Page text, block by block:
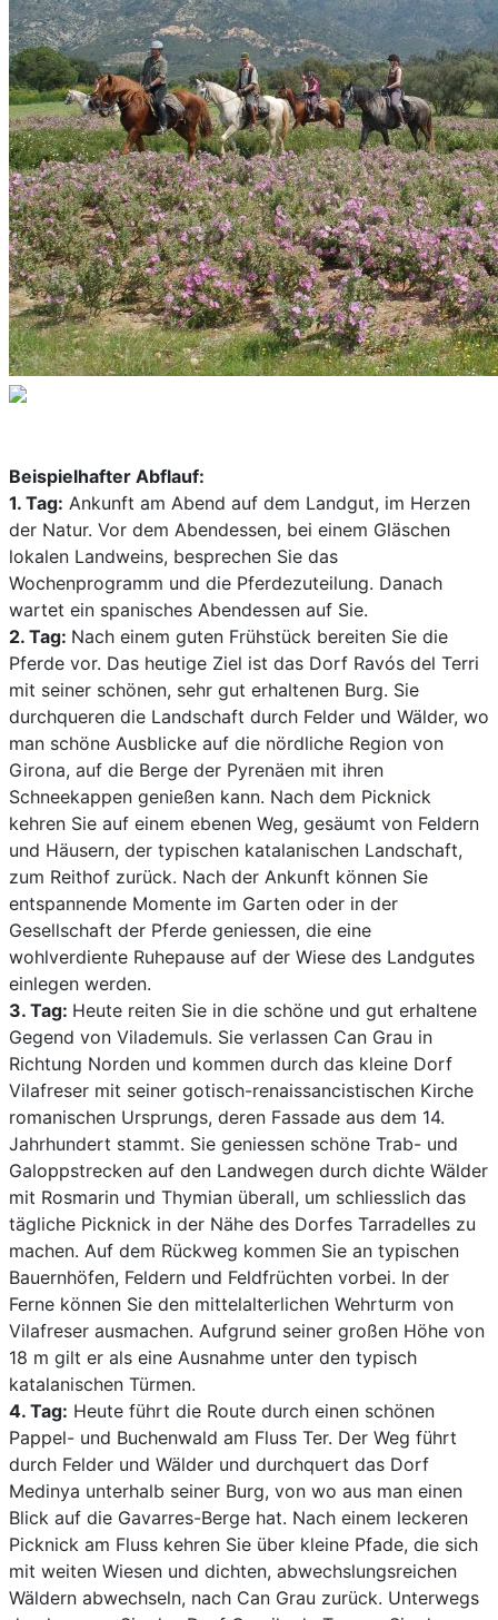
Beispielhafter Abflauf:
1. Tag: Ankunft am Abend auf dem Landgut, im Herzen
der Natur. Vor dem Abendessen, bei einem Gläschen
lokalen Landweins, besprechen Sie das
Wochenprogramm und die Pferdezuteilung. Danach
wartet ein spanisches Abendessen auf Sie.
2. Tag: Nach einem guten Frühstück bereiten Sie die
Pferde vor. Das heutige Ziel ist das Dorf Ravós del Terri
mit seiner schönen, sehr gut erhaltenen Burg. Sie
durchqueren die Landschaft durch Felder und Wälder, wo
man schöne Ausblicke auf die nördliche Region von
Girona, auf die Berge der Pyrenäen mit ihren
Schneekappen genießen kann. Nach dem Picknick
kehren Sie auf einem ebenen Weg, gesäumt von Feldern
und Häusern, der typischen katalanischen Landschaft,
zum Reithof zurück. Nach der Ankunft können Sie
entspannende Momente im Garten oder in der
Gesellschaft der Pferde geniessen, die eine
wohlverdiente Ruhepause auf der Wiese des Landgutes
einlegen werden.
3. Tag: Heute reiten Sie in die schöne und gut erhaltene
Gegend von Vilademuls. Sie verlassen Can Grau in
Richtung Norden und kommen durch das kleine Dorf
Vilafreser mit seiner gotisch-renaissancistischen Kirche
romanischen Ursprungs, deren Fassade aus dem 14.
Jahrhundert stammt. Sie geniessen schöne Trab- und
Galoppstrecken auf den Landwegen durch dichte Wälder
mit Rosmarin und Thymian überall, um schliesslich das
tägliche Picknick in der Nähe des Dorfes Tarradelles zu
machen. Auf dem Rückweg kommen Sie an typischen
Bauernhöfen, Feldern und Feldfrüchten vorbei. In der
Ferne können Sie den mittelalterlichen Wehrturm von
Vilafreser ausmachen. Aufgrund seiner großen Höhe von
18 m gilt er als eine Ausnahme unter den typisch
katalanischen Türmen.
4. Tag: Heute führt die Route durch einen schönen
Pappel- und Buchenwald am Fluss Ter. Der Weg führt
durch Felder und Wälder und durchquert das Dorf
Medinya unterhalb seiner Burg, von wo aus man einen
Blick auf die Gavarres-Berge hat. Nach einem leckeren
Picknick am Fluss kehren Sie über kleine Pfade, die sich
mit weiten Wiesen und dichten, abwechslungsreichen
Wäldern abwechseln, nach Can Grau zurück. Unterwegs